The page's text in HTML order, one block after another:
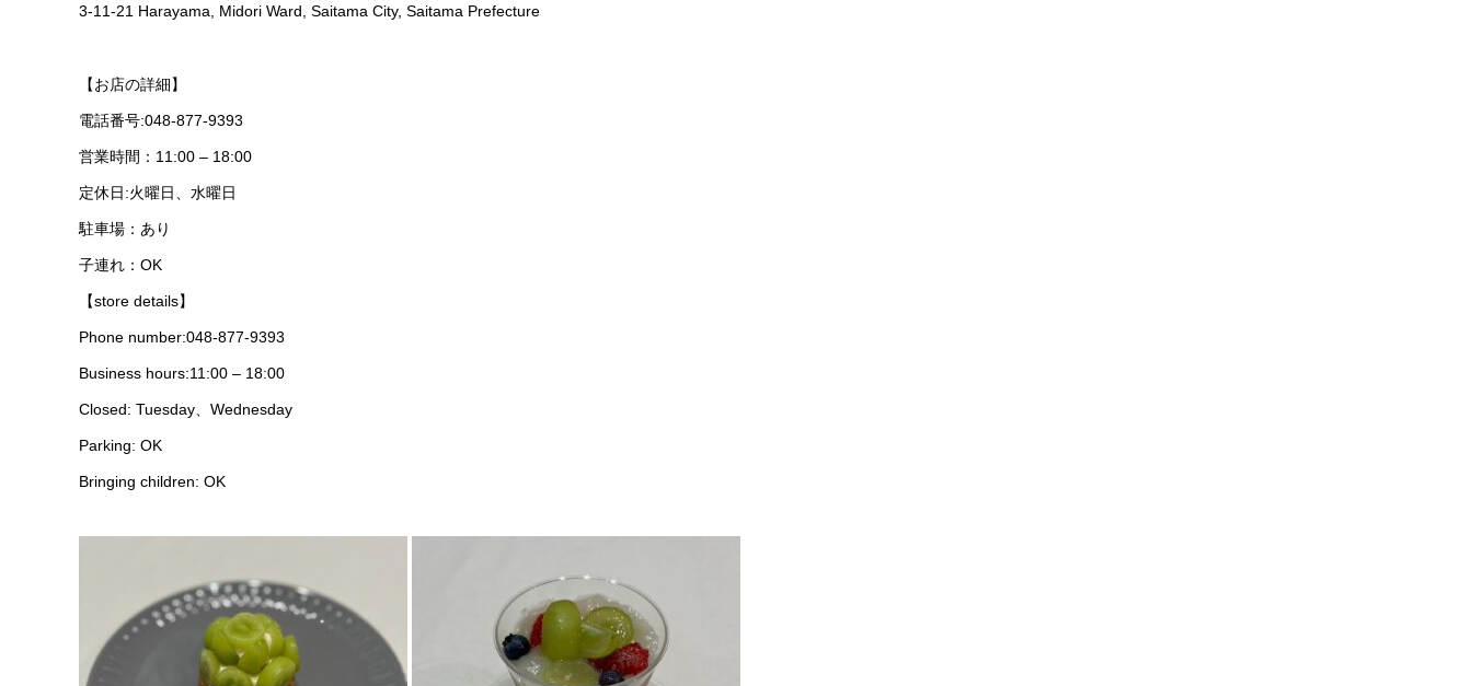
3-11-21 Harayama, Midori Ward, Saitama City, Saitama Prefecture
【お店の詳細】
電話番号:048-877-9393
営業時間：11:00 – 18:00
定休日:火曜日、水曜日
駐車場：あり
子連れ：OK
【store details】
Phone number:048-877-9393
Business hours:11:00 – 18:00
Closed: Tuesday、Wednesday
Parking: OK
Bringing children: OK